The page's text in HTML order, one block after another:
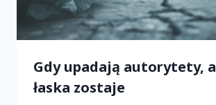
Gdy upadają autorytety, a
łaska zostaje